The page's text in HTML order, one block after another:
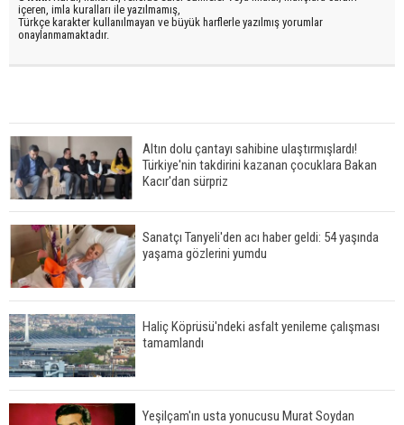
içeren, imla kuralları ile yazılmamış,
Türkçe karakter kullanılmayan ve büyük harflerle yazılmış yorumlar
onaylanmamaktadır.
Altın dolu çantayı sahibine ulaştırmışlardı!
Türkiye'nin takdirini kazanan çocuklara Bakan
Kacır'dan sürpriz
Sanatçı Tanyeli'den acı haber geldi: 54 yaşında
yaşama gözlerini yumdu
Haliç Köprüsü'ndeki asfalt yenileme çalışması
tamamlandı
Yeşilçam'ın usta yonucusu Murat Soydan